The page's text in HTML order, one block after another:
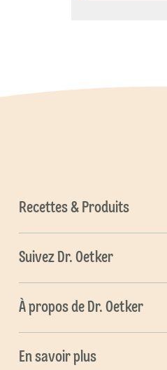
Recettes & Produits
Suivez Dr. Oetker
À propos de Dr. Oetker
En savoir plus